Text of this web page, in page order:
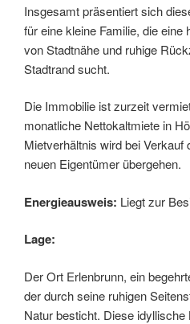
Insgesamt präsentiert sich
für eine kleine Familie, die eine
von Stadtnähe und ruhige
Stadtrand sucht.
Die Immobilie ist zurzeit
monatliche Nettokaltmiete in
Mietverhältnis wird bei Verkauf
neuen Eigentümer übergehen.
Energieausweis: Liegt zur
Lage:
Der Ort Erlenbrunn, ein
der durch seine ruhigen
Natur besticht. Diese idyllische